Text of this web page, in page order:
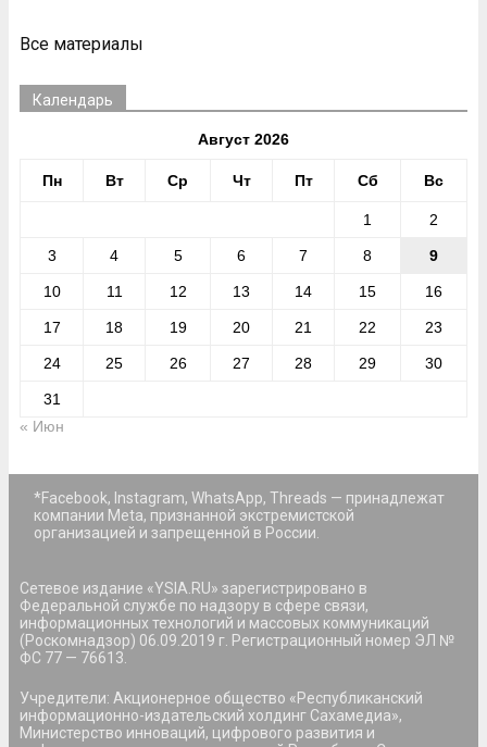
Все материалы
Календарь
Август 2026
Пн Вт Ср Чт Пт Сб Вс
1 2
3 4 5 6 7 8 9
10 11 12 13 14 15 16
17 18 19 20 21 22 23
24 25 26 27 28 29 30
31
« Июн
*Facebook, Instagram, WhatsApp, Threads — принадлежат
компании Meta, признанной экстремистской
организацией и запрещенной в России.
Сетевое издание «YSIA.RU» зарегистрировано в
Федеральной службе по надзору в сфере связи,
информационных технологий и массовых коммуникаций
(Роскомнадзор) 06.09.2019 г. Регистрационный номер ЭЛ №
ФС 77 — 76613.
Учредители: Акционерное общество «Республиканский
информационно-издательский холдинг Сахамедиа»,
Министерство инноваций, цифрового развития и